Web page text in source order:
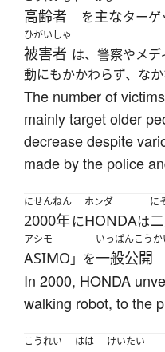
高齢者 を主なターゲ
ひがいしゃ
被害者 は、警察やメデ
動にもかかわらず、なか
The number of
mainly target older
decrease despite
made by the police
にせんねん
2000年に
ホンダ
HONDAは
に
アシモ
ASIMO 」を
いっぱんこうか
一般公開
In 2000, HONDA
walking robot, to the
こうれい
はは けいたい